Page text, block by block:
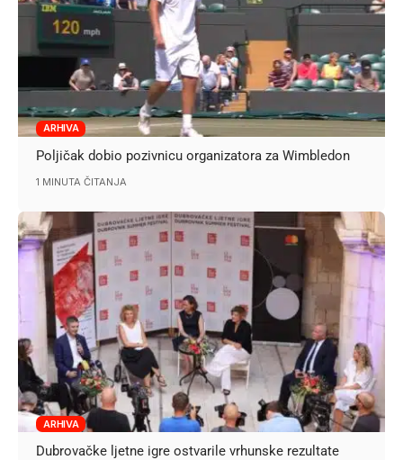
ARHIVA
Poljičak dobio pozivnicu organizatora za Wimbledon
1 MINUTA ČITANJA
ARHIVA
Dubrovačke ljetne igre ostvarile vrhunske rezultate